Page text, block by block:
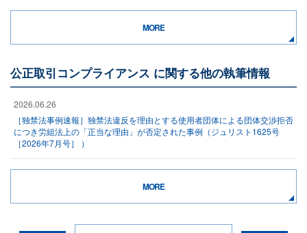
MORE
公正取引コンプライアンス に関する他の執筆情報
2026.06.26
［独禁法事例速報］独禁法違反を理由とする使用者団体による団体交渉拒否
につき労組法上の「正当な理由」が否定された事例（ジュリスト1625号
［2026年7月号］ ）
MORE